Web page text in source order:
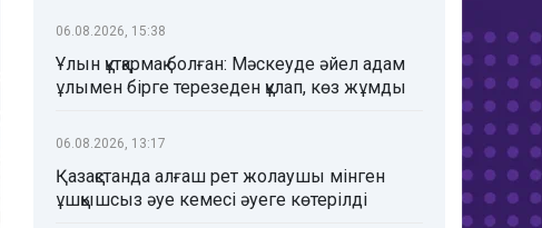
06.08.2026, 15:38
Ұлын құтқармақ болған: Мәскеуде әйел адам
ұлымен бірге терезеден құлап, көз жұмды
06.08.2026, 13:17
Қазақстанда алғаш рет жолаушы мінген
ұшқышсыз әуе кемесі әуеге көтерілді